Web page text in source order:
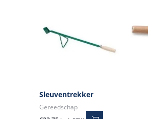
Sleuventrekker
Gereedschap